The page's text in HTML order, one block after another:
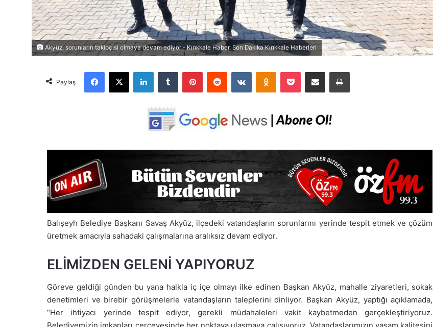
Akyüz, sorunların takipçisi olmaya devam ediyor - Kırıkkale Haber, Son Dakika Kırıkkale Haberleri
Paylaş
Balışeyh Belediye Başkanı Savaş Akyüz, ilçedeki vatandaşların sorunlarını yerinde tespit etmek ve çözüm
üretmek amacıyla sahadaki çalışmalarına aralıksız devam ediyor.
ELİMİZDEN GELENİ YAPIYORUZ
Göreve geldiği günden bu yana halkla iç içe olmayı ilke edinen Başkan Akyüz, mahalle ziyaretleri, sokak
denetimleri ve birebir görüşmelerle vatandaşların taleplerini dinliyor. Başkan Akyüz, yaptığı açıklamada,
“Her ihtiyacı yerinde tespit ediyor, gerekli müdahaleleri vakit kaybetmeden gerçekleştiriyoruz.